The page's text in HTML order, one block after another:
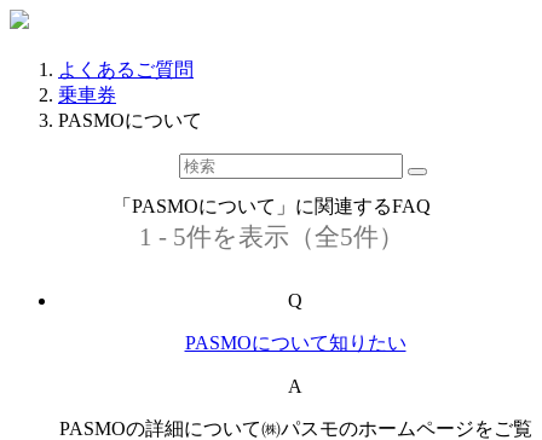
よくあるご質問
乗車券
PASMOについて
「PASMOについて」に関連するFAQ
1 - 5件を表示（全5件）
Q
PASMOについて知りたい
A
PASMOの詳細について㈱パスモのホームページをご覧